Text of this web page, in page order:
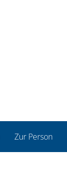
Zur Person